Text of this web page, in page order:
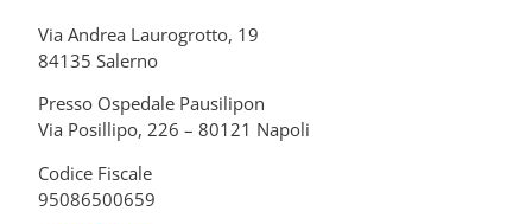
Via Andrea Laurogrotto, 19
84135 Salerno
Presso Ospedale Pausilipon
Via Posillipo, 226 – 80121 Napoli
Codice Fiscale
95086500659